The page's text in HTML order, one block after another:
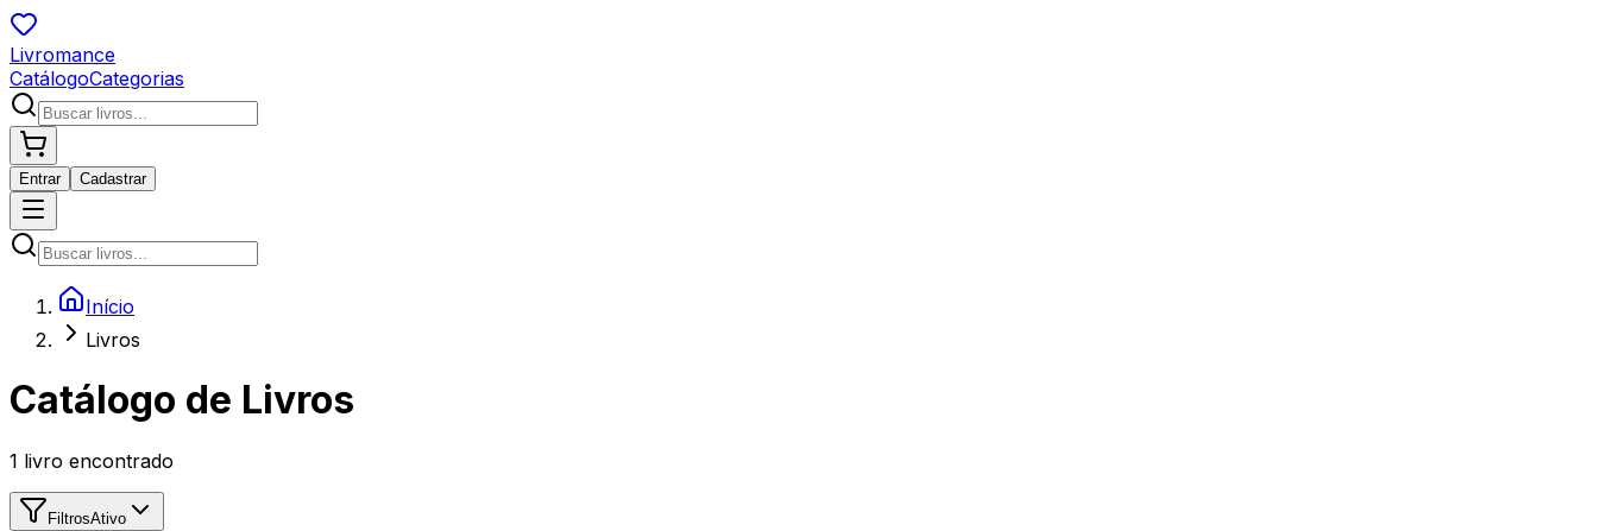
Livromance
CatálogoCategorias
Entrar Cadastrar
Início
Livros
Catálogo de Livros
1 livro encontrado
FiltrosAtivo